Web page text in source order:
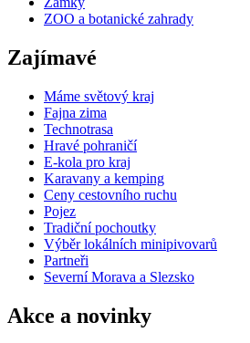
ZOO a botanické zahrady
Zajímavé
Máme světový kraj
Fajna zima
Technotrasa
Hravé pohraničí
E-kola pro kraj
Karavany a kemping
Ceny cestovního ruchu
Pojez
Tradiční pochoutky
Výběr lokálních minipivovarů
Partneři
Severní Morava a Slezsko
Akce a novinky